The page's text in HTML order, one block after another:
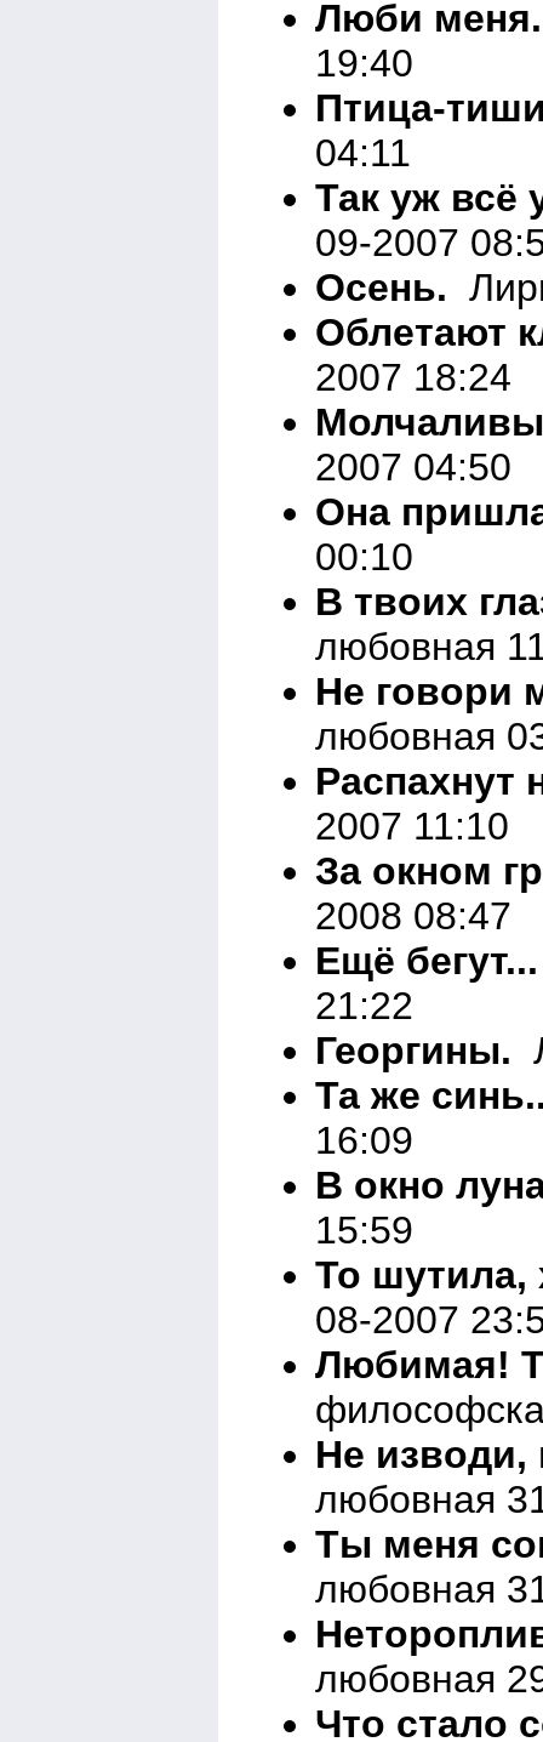
Люби меня.
19:40
Птица-
04:11
Так уж всё
09-2007
Осень.
Облетают
2007 18:24
2007 04:50
Она
00:10
В твоих
любовная
Не говори
любовная
Распахнут
2007 11:10
За окном
2008 08:47
Ещё бегут...
21:22
Георгины.
Та же
16:09
В окно
15:59
То шутила,
08-2007
Любимая!
Не изводи,
любовная
Ты меня
любовная
любовная
Что стало